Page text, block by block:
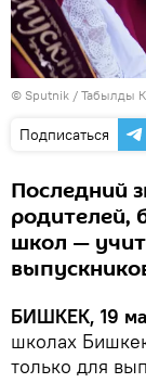
© Sputnik / Табылды
Подписаться
Последний
родителей,
школ —
БИШКЕК, 19
школах
только для